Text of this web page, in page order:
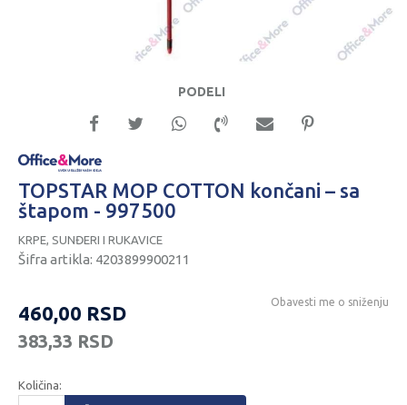
PODELI
TOPSTAR MOP COTTON končani – sa
štapom - 997500
KRPE, SUNĐERI I RUKAVICE
Šifra artikla: 4203899900211
460,00 RSD
383,33 RSD
Obavesti me o sniženju
Količina: